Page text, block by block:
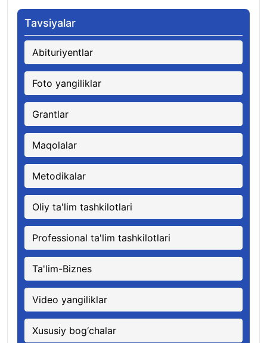
Tavsiyalar
Abituriyentlar
Foto yangiliklar
Grantlar
Maqolalar
Metodikalar
Oliy ta'lim tashkilotlari
Professional ta'lim tashkilotlari
Ta'lim-Biznes
Video yangiliklar
Xususiy bog‘chalar